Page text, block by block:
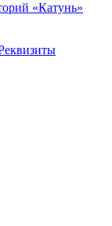
«Катунь»